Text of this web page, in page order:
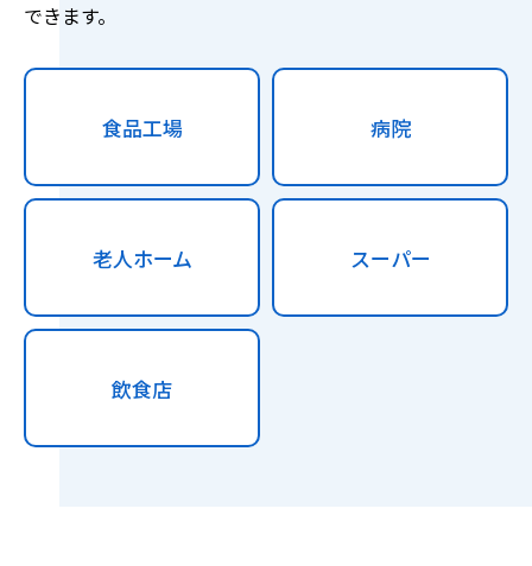
できます。
食品工場 病院
老人ホーム スーパー
飲食店